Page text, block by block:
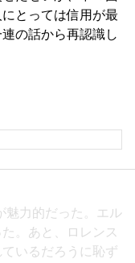
とっては信用が最
の話から再認識し
魅力的だった。エル
。あと、ロレンス
いるだろうに恥ず